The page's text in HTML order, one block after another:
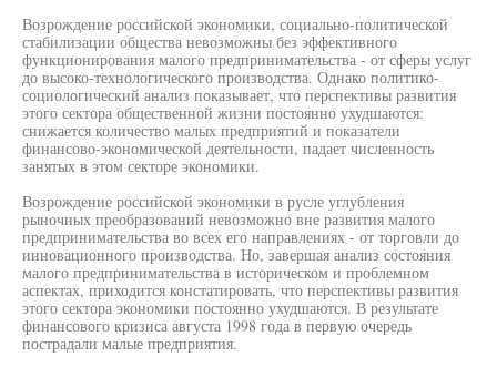
Возрождение российской экономики, социально-политической
стабилизации общества невозможны без эффективного
функционирования малого предпринимательства - от сферы услуг
до высоко-технологического производства. Однако политико-
социологический анализ показывает, что перспективы развития
этого сектора общественной жизни постоянно ухудшаются:
снижается количество малых предприятий и показатели
финансово-экономической деятельности, падает численность
занятых в этом секторе экономики.
Возрождение российской экономики в русле углубления
рыночных преобразований невозможно вне развития малого
предпринимательства во всех его направлениях - от торговли до
инновационного производства. Но, завершая анализ состояния
малого предпринимательства в историческом и проблемном
аспектах, приходится констатировать, что перспективы развития
этого сектора экономики постоянно ухудшаются. В результате
финансового кризиса августа 1998 года в первую очередь
пострадали малые предприятия.